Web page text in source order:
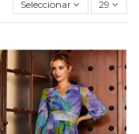
Seleccionar 29